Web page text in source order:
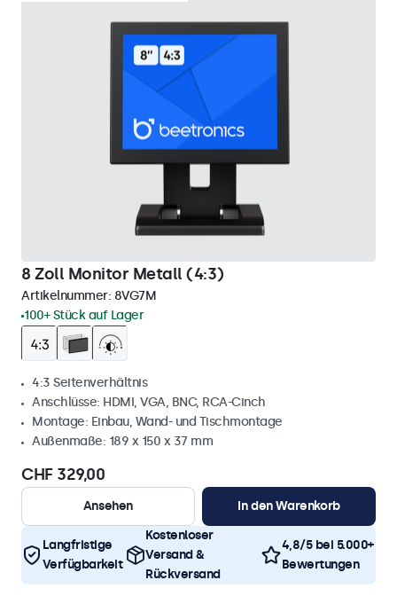
8 Zoll Monitor Metall (4:3)
Artikelnummer: 8VG7M
100+ Stück auf Lager
4:3 Seitenverhältnis
Anschlüsse: HDMI, VGA, BNC, RCA-Cinch
Montage: Einbau, Wand- und Tischmontage
Außenmaße: 189 x 150 x 37 mm
CHF 329,00
Ansehen In den Warenkorb
Langfristige
Verfügbarkeit
Kostenloser
Versand &
Rückversand
4,8/5 bei 5.000+
Bewertungen